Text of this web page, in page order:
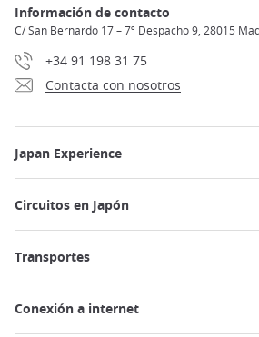
Información de contacto
C/ San Bernardo 17 – 7º Despacho 9, 28015
+34 91 198 31 75
Contacta con nosotros
Japan Experience
Circuitos en Japón
Transportes
Conexión a internet